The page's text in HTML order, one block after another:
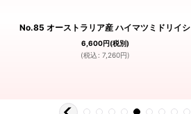
No.85 オーストラリア産 ハイマツミドリイシ
6,600円(税別)
(税込 : 7,260円)